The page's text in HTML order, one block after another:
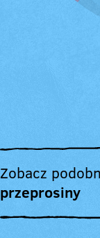
Zobacz
przeprosiny